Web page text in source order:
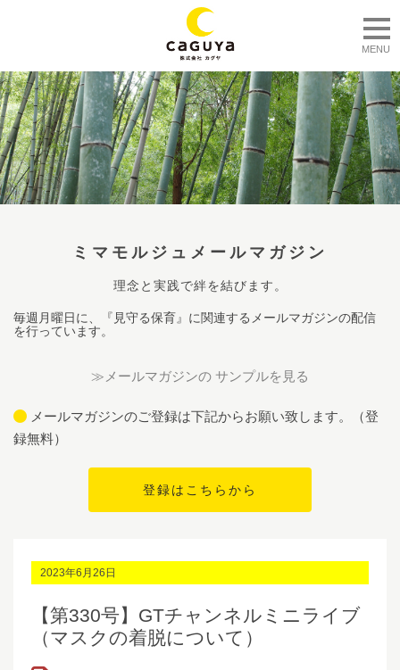
MENU
ミマモルジュメールマガジン
理念と実践で絆を結びます。
毎週月曜日に、『見守る保育』に関連するメールマガジンの配信
を行っています。
≫メールマガジンの サンプルを見る
メールマガジンのご登録は下記からお願い致します。（登
録無料）
2023年6月26日
【第330号】GTチャンネルミニライブ
（マスクの着脱について）